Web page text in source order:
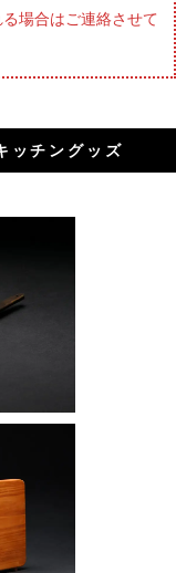
場合はご連絡させて
ッチングッズ